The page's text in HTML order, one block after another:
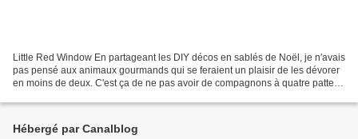
Little Red Window En partageant les DIY décos en sablés de Noël, je n'avais
pas pensé aux animaux gourmands qui se feraient un plaisir de les dévorer
en moins de deux. C'est ça de ne pas avoir de compagnons à quatre pattes
Hébergé par Canalblog